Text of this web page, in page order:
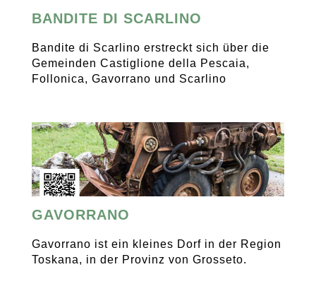
BANDITE DI SCARLINO
Bandite di Scarlino erstreckt sich über die
Gemeinden Castiglione della Pescaia,
Follonica, Gavorrano und Scarlino
GAVORRANO
Gavorrano ist ein kleines Dorf in der Region
Toskana, in der Provinz von Grosseto.